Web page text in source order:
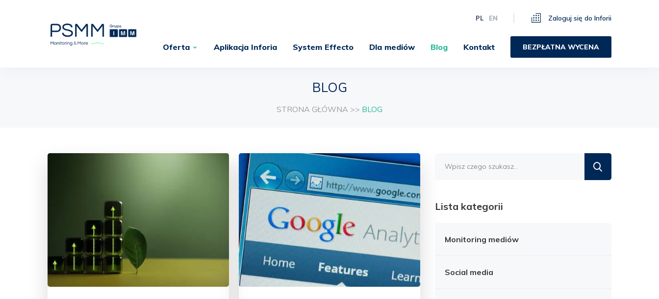
PL EN Zaloguj się do Inforii
Oferta Aplikacja Inforia System Effecto Dla mediów Blog Kontakt BEZPŁATNA WYCENA
BLOG
STRONA GŁÓWNA >> BLOG
Lista kategorii
Monitoring mediów
Social media